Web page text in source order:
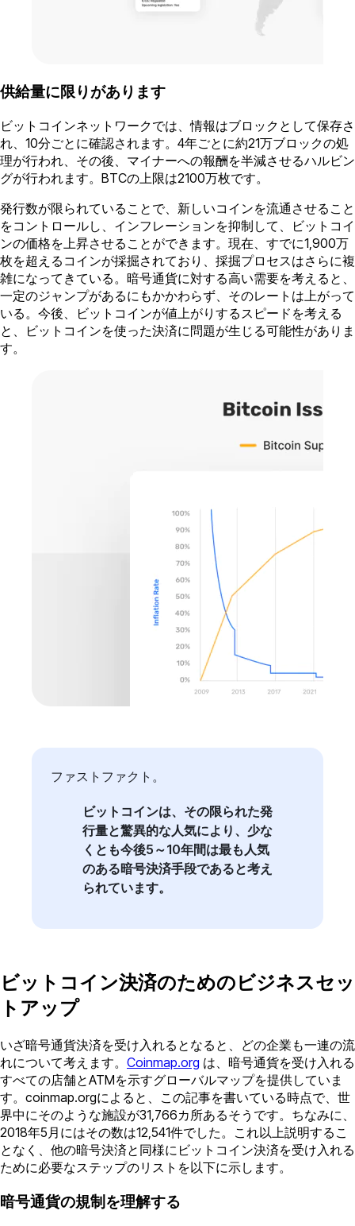
供給量に限りがあります
ビットコインネットワークでは、情報はブロックとして保存さ
れ、10分ごとに確認されます。4年ごとに約21万ブロックの処
理が行われ、その後、マイナーへの報酬を半減させるハルビン
グが行われます。BTCの上限は2100万枚です。
発行数が限られていることで、新しいコインを流通させること
をコントロールし、インフレーションを抑制して、ビットコイ
ンの価格を上昇させることができます。現在、すでに1,900万
枚を超えるコインが採掘されており、採掘プロセスはさらに複
雑になってきている。暗号通貨に対する高い需要を考えると、
一定のジャンプがあるにもかかわらず、そのレートは上がって
いる。今後、ビットコインが値上がりするスピードを考える
と、ビットコインを使った決済に問題が生じる可能性がありま
す。
ビットコインは、その限られた発
行量と驚異的な人気により、少な
くとも今後5～10年間は最も人気
のある暗号決済手段であると考え
られています。
ファストファクト。
ビットコイン決済のためのビジネスセッ
トアップ
いざ暗号通貨決済を受け入れるとなると、どの企業も一連の流
れについて考えます。 Coinmap.org は、暗号通貨を受け入れる
すべての店舗とATMを示すグローバルマップを提供していま
す。coinmap.orgによると、この記事を書いている時点で、世
界中にそのような施設が31,766カ所あるそうです。ちなみに、
2018年5月にはその数は12,541件でした。これ以上説明するこ
となく、他の暗号決済と同様にビットコイン決済を受け入れる
ために必要なステップのリストを以下に示します。
暗号通貨の規制を理解する